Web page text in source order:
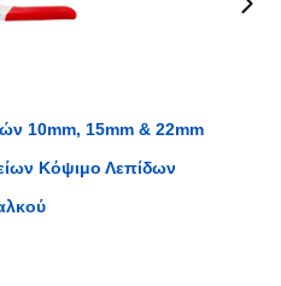
10mm, 15mm & 22mm
Κόψιμο Λεπίδων